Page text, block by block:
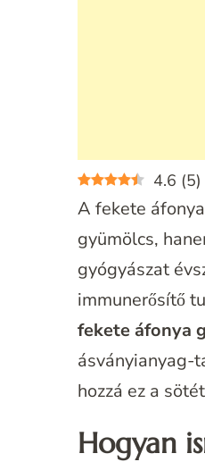
4.6 (5)
A fekete
gyümölcs,
gyógyászat
immunerősítő
fekete áfonya
ásványianyag-
hozzá ez a
Hogyan